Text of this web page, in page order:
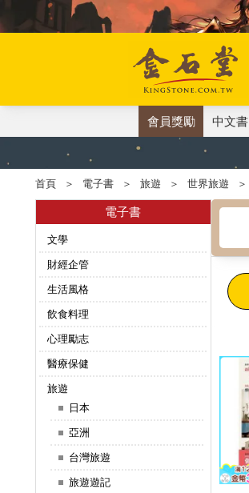
會員獎勵 中文書
首頁 ＞ 電子書 ＞ 旅遊 ＞ 世界旅遊 ＞
電子書
文學
財經企管
生活風格
飲食料理
心理勵志
醫療保健
旅遊
日本
亞洲
台灣旅遊
旅遊遊記